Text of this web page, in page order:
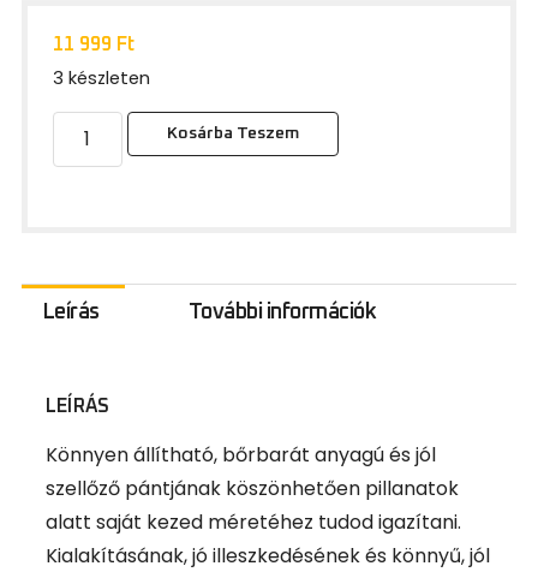
11 999 Ft
3 készleten
Kosárba Teszem
Leírás További információk
LEÍRÁS
Könnyen állítható, bőrbarát anyagú és jól
szellőző pántjának köszönhetően pillanatok
alatt saját kezed méretéhez tudod igazítani.
Kialakításának, jó illeszkedésének és könnyű, jól